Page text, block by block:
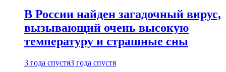
В России найден загадочный вирус,
вызывающий очень высокую
температуру и страшные сны
3 года спустя3 года спустя